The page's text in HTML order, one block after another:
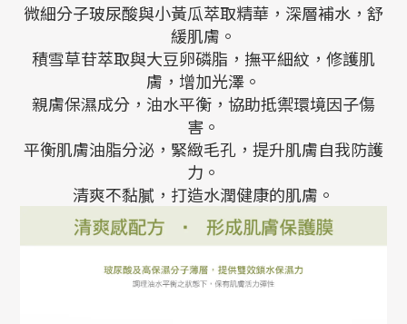
微細分子玻尿酸與小黃瓜萃取精華，深層補水，舒
緩肌膚。
積雪草苷萃取與大豆卵磷脂，撫平細紋，修護肌
膚，增加光澤。
親膚保濕成分，油水平衡，協助抵禦環境因子傷
害。
平衡肌膚油脂分泌，緊緻毛孔，提升肌膚自我防護
力。
清爽不黏膩，打造水潤健康的肌膚。